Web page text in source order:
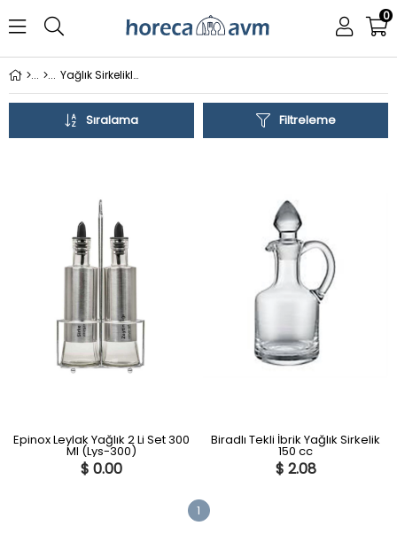
0
Yağlık Sirkelikler
Filtreleme
Sıralama
Epinox Leylak Yağlık 2 Li Set 300
Ml (Lys-300)
$ 0.00
Biradlı Tekli İbrik Yağlık Sirkelik
150 cc
$ 2.08
1